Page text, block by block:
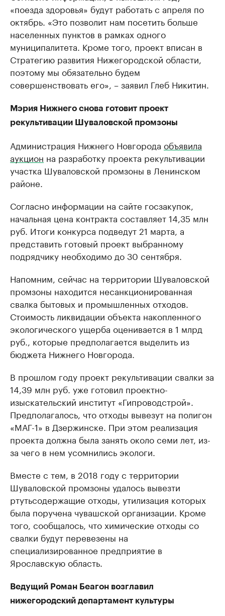
«поезда здоровья» будут работать с апреля по
октябрь. «Это позволит нам посетить больше
населенных пунктов в рамках одного
муниципалитета. Кроме того, проект вписан в
Стратегию развития Нижегородской области,
поэтому мы обязательно будем
совершенствовать его», – заявил Глеб Никитин.
Мэрия Нижнего снова готовит проект
рекультивации Шуваловской промзоны
Администрация Нижнего Новгорода объявила
аукцион на разработку проекта рекультивации
участка Шуваловской промзоны в Ленинском
районе.
Согласно информации на сайте госзакупок,
начальная цена контракта составляет 14,35 млн
руб. Итоги конкурса подведут 21 марта, а
представить готовый проект выбранному
подрядчику необходимо до 30 сентября.
Напомним, сейчас на территории Шуваловской
промзоны находится несанкционированная
свалка бытовых и промышленных отходов.
Стоимость ликвидации объекта накопленного
экологического ущерба оценивается в 1 млрд
руб., которые предполагается выделить из
бюджета Нижнего Новгорода.
В прошлом году проект рекультивации свалки за
14,39 млн руб. уже готовил проектно-
изыскательский институт «Гипроводстрой».
Предполагалось, что отходы вывезут на полигон
«МАГ-1» в Дзержинске. При этом реализация
проекта должна была занять около семи лет, из-
за чего в нем усомнились экологи.
Вместе с тем, в 2018 году с территории
Шуваловской промзоны удалось вывезти
ртутьсодержащие отходы, утилизация которых
была поручена чувашской организации. Кроме
того, сообщалось, что химические отходы со
свалки будут перевезены на
специализированное предприятие в
Ярославскую область.
Ведущий Роман Беагон возглавил
нижегородский департамент культуры